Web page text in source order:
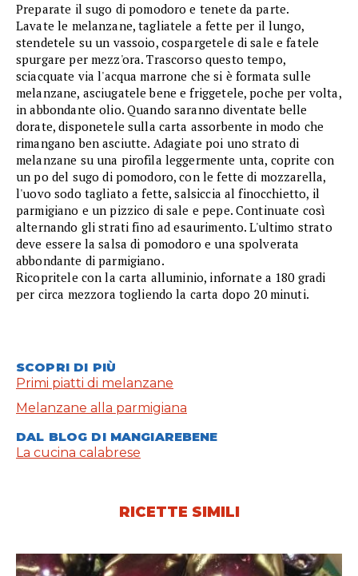
Preparate il sugo di pomodoro e tenete da parte.
Lavate le melanzane, tagliatele a fette per il lungo,
stendetele su un vassoio, cospargetele di sale e fatele
spurgare per mezz'ora. Trascorso questo tempo,
sciacquate via l'acqua marrone che si è formata sulle
melanzane, asciugatele bene e friggetele, poche per volta,
in abbondante olio. Quando saranno diventate belle
dorate, disponetele sulla carta assorbente in modo che
rimangano ben asciutte. Adagiate poi uno strato di
melanzane su una pirofila leggermente unta, coprite con
un po del sugo di pomodoro, con le fette di mozzarella,
l'uovo sodo tagliato a fette, salsiccia al finocchietto, il
parmigiano e un pizzico di sale e pepe. Continuate così
alternando gli strati fino ad esaurimento. L'ultimo strato
deve essere la salsa di pomodoro e una spolverata
abbondante di parmigiano.
Ricopritele con la carta alluminio, infornate a 180 gradi
per circa mezzora togliendo la carta dopo 20 minuti.
SCOPRI DI PIÙ
Primi piatti di melanzane
Melanzane alla parmigiana
DAL BLOG DI MANGIAREBENE
La cucina calabrese
RICETTE SIMILI